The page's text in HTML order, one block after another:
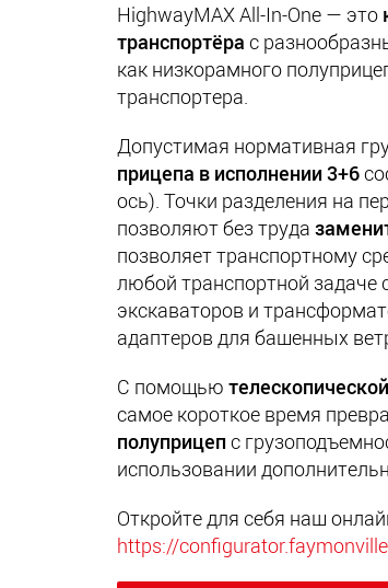
HighwayMAX All-In-One — это
транспортёра с
как низкорамного
транспортера.
Допустимая нормативная
прицепа в исполнении 3+6
ось). Точки разделения на
позволяют без труда
позволяет транспортному
любой транспортной
экскаваторов и
адаптеров для башенных
С помощью
самое короткое время
полуприцепс
использовании
Откройте для себя наш
https://